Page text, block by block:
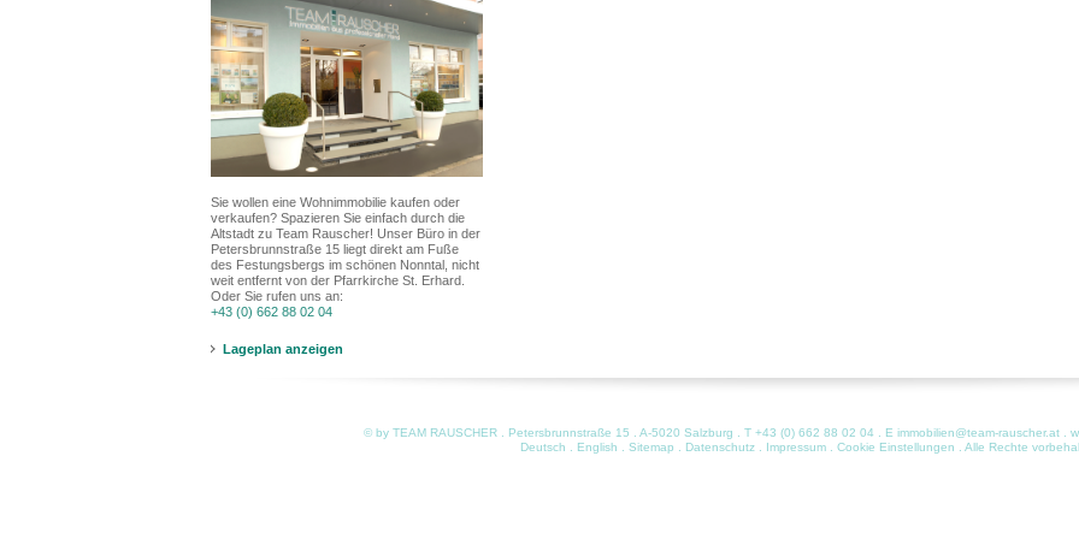
Sie wollen eine Wohnimmobilie kaufen oder
verkaufen? Spazieren Sie einfach durch die
Altstadt zu Team Rauscher! Unser Büro in der
Petersbrunnstraße 15 liegt direkt am Fuße
des Festungsbergs im schönen Nonntal, nicht
weit entfernt von der Pfarrkirche St. Erhard.
Oder Sie rufen uns an:
+43 (0) 662 88 02 04
Lageplan anzeigen
© by TEAM RAUSCHER . Petersbrunnstraße 15 . A-5020 Salzburg . T +43 (0) 662 88 02 04 . E immobilien@team-rauscher.at.
Deutsch
English Sitemap Datenschutz Impressum Cookie Einstellungen . Alle Rechte